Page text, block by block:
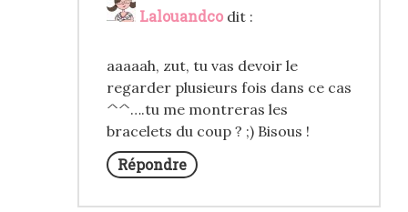
Lalouandco dit :
aaaaah, zut, tu vas devoir le
regarder plusieurs fois dans ce cas
^^….tu me montreras les
bracelets du coup ? ;) Bisous !
Répondre